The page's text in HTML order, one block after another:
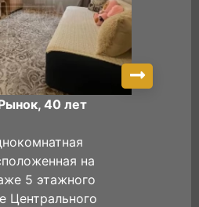
40 лет
на
5 этажного
Центрального